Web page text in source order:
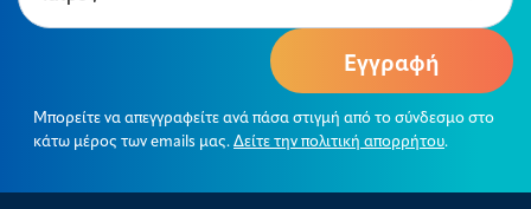
Μπορείτε να απεγγραφείτε ανά πάσα στιγμή από το σύνδεσμο στο
κάτω μέρος των emails μας. Δείτε την πολιτική απορρήτου.